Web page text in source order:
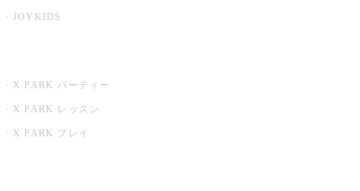
JOYKIDS
X PARK パーティー
X PARK レッスン
X PARK プレイ